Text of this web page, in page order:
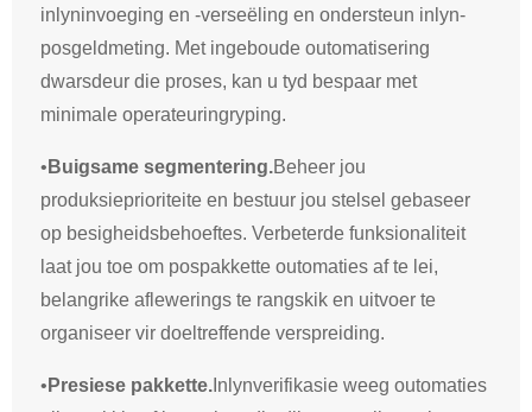
inlyninvoeging en -verseëling en ondersteun inlyn-
posgeldmeting. Met ingeboude outomatisering
dwarsdeur die proses, kan u tyd bespaar met
minimale operateuringryping.
• Buigsame segmentering.Beheer jou
produksieprioriteite en bestuur jou stelsel gebaseer
op besigheidsbehoeftes. Verbeterde funksionaliteit
laat jou toe om pospakkette outomaties af te lei,
belangrike aflewerings te rangskik en uitvoer te
organiseer vir doeltreffende verspreiding.
• Presiese pakkette. Inlynverifikasie weeg outomaties